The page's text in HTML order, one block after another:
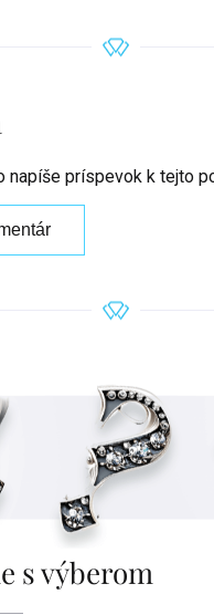
napíše príspevok k tejto
s výberom